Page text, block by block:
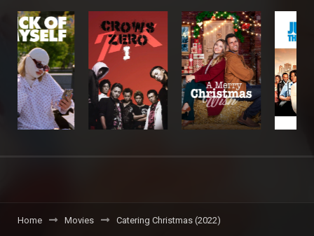
Home Movies Catering Christmas (2022)